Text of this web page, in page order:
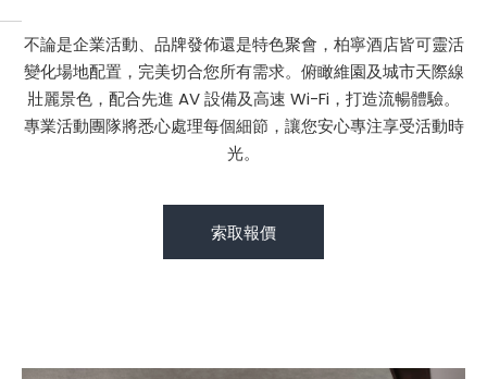
不論是企業活動、品牌發佈還是特色聚會，柏寧酒店皆可靈活
變化場地配置，完美切合您所有需求。俯瞰維園及城市天際線
壯麗景色，配合先進 AV 設備及高速 Wi-Fi，打造流暢體驗。
專業活動團隊將悉心處理每個細節，讓您安心專注享受活動時
光。
索取報價